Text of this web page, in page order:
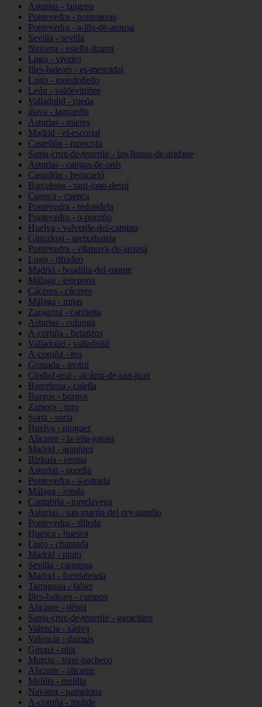
Asturias - langreo
Pontevedra - ponteareas
Pontevedra - a-illa-de-arousa
Sevilla - sevilla
Navarra - estella-lizarra
Lugo - viveiro
Illes-balears - es-mercadal
Lugo - mondoñedo
León - valdevimbre
Valladolid - rueda
álava - laguardia
Asturias - mieres
Madrid - el-escorial
Castellón - moncofa
Santa-cruz-de-tenerife - los-llanos-de-aridane
Asturias - cangas-de-onís
Castellón - benicarló
Barcelona - sant-joan-despí
Cuenca - cuenca
Pontevedra - redondela
Pontevedra - o-porriño
Huelva - valverde-del-camino
Gipuzkoa - aretxabaleta
Pontevedra - vilanova-de-arousa
Lugo - ribadeo
Madrid - boadilla-del-monte
Málaga - estepona
Cáceres - cáceres
Málaga - mijas
Zaragoza - cariñena
Asturias - colunga
A-coruña - betanzos
Valladolid - valladolid
A-coruña - teo
Granada - motril
Ciudad-real - alcázar-de-san-juan
Barcelona - calella
Burgos - burgos
Zamora - toro
Soria - soria
Huelva - moguer
Alicante - la-vila-joiosa
Madrid - aranjuez
Bizkaia - ermua
Asturias - noreña
Pontevedra - a-estrada
Málaga - ronda
Cantabria - torrelavega
Asturias - san-martín-del-rey-aurelio
Pontevedra - silleda
Huesca - huesca
Lugo - chantada
Madrid - pinto
Sevilla - carmona
Madrid - fuenlabrada
Tarragona - falset
Illes-balears - campos
Alicante - dénia
Santa-cruz-de-tenerife - garachico
Valencia - xàtiva
Valencia - daimús
Girona - olot
Murcia - torre-pacheco
Alicante - alicante
Melilla - melilla
Navarra - pamplona
A-coruña - melide